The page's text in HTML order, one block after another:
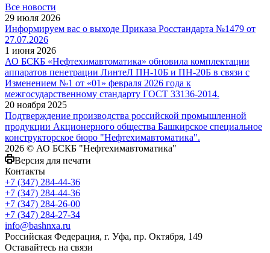
Все новости
29 июля 2026
Информируем вас о выходе Приказа Росстандарта №1479 от
27.07.2026
1 июня 2026
АО БСКБ «Нефтехимавтоматика» обновила комплектации
аппаратов пенетрации ЛинтеЛ ПН-10Б и ПН-20Б в связи с
Изменением №1 от «01» февраля 2026 года к
межгосударственному стандарту ГОСТ 33136-2014.
20 ноября 2025
Подтверждение производства российской промышленной
продукции Акционерного общества Башкирское специальное
конструкторское бюро "Нефтехимавтоматика".
2026 © АО БСКБ "Нефтехимавтоматика"
Версия для печати
Контакты
+7 (347) 284-44-36
+7 (347) 284-44-36
+7 (347) 284-26-00
+7 (347) 284-27-34
info@bashnxa.ru
Российская Федерация, г. Уфа, пр. Октября, 149
Оставайтесь на связи